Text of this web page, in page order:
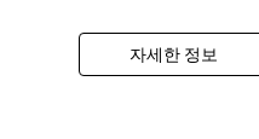
자세한 정보